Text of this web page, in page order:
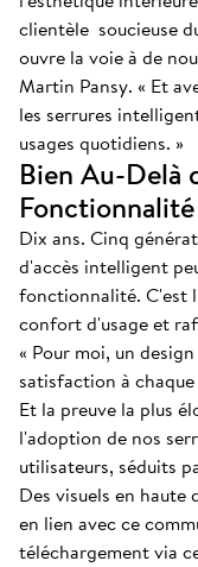
clientèle soucieuse
ouvre la voie à de
Martin Pansy. « Et
les serrures
usages quotidiens. »
Bien Au-Delà
Fonctionnalité
Dix ans. Cinq
d'accès intelligent
fonctionnalité. C'est
confort d'usage et
« Pour moi, un
satisfaction à
Et la preuve la plus
l'adoption de nos
utilisateurs, séduits
Des visuels en
en lien avec ce
téléchargement via